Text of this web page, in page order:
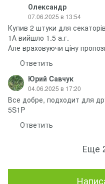
Олександр
07.06.2025 в 13:54
Купив 2 штуки для
1А вийшло 1.5 а.г.
Але враховуючи ціну
Ответить
Юрий Cавчук
04.06.2025 в 17:20
Все добре, подходит для
5S1P
Ответить
Еще